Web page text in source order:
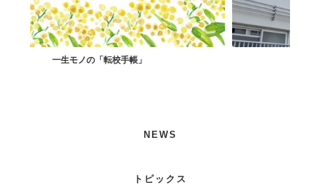
社宅住まいで孤独解消！
NEWS
トピックス